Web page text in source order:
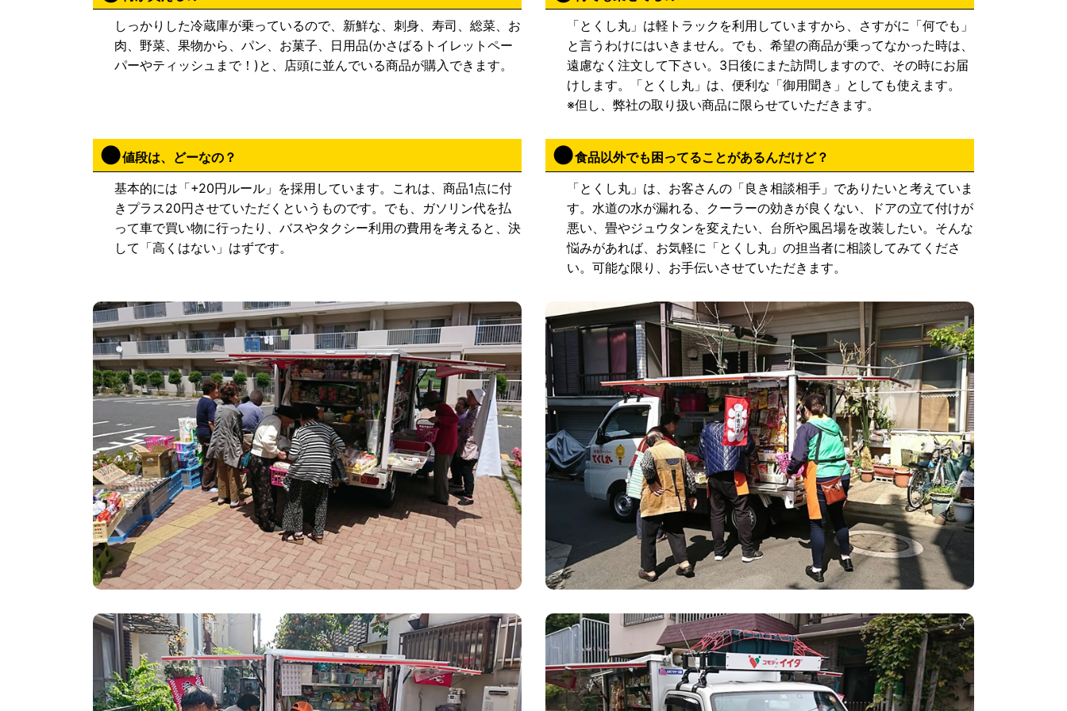
[20.06.09]
とくし丸10号車が埼玉県坂戸市坂戸にっさい店を拠点
に開業。
[20.05.01]
とくし丸9号車が埼玉県春日部市豊春店を拠点に開
[20.03.19]
とくし丸8号車が埼玉県さいたま市東大宮店を拠点に
開業。
[19.07.01] とくし丸7号車が埼玉県川口市安行店に拠点を移行。
[19.05.20]
とくし丸6号車が埼玉県さいたま市芝原店を拠点に開
業。
開業。
[19.01.15]
さいたま市と「さいたま市要支援世帯の早期把握発見
の為の対策事業の協力に関する協定」を締結。
[18.11.15] とくし丸4号車が埼玉県草加市草加店を拠点に開業。
[18.11.15]
草加市及び草加警察署とも「市と警察と事業者との連
携による高齢者などを支える地域づくり協定」を締
結。
[18.05.25]
千葉県松戸市、松戸署、松戸東署と移動スーパーによ
る見守り活動を目的に協定を締結。
[18.05.14] とくし丸3号車が千葉県松戸市馬橋店を拠点に開業。
[18.03.12]
とくし丸2号車が江戸川区西瑞江店を拠点として開
[17.11.01]
東京都福祉保健局高齢者対策部と「都と事業者との連
携による高齢者などを支える地域づくり協定」を締
結。
[17.10.11] とくし丸1号車が江戸川区平井店を拠点として開業。
しっかりした冷蔵庫が乗っているので、新鮮な、刺身、寿司、総菜、お
肉、野菜、果物から、パン、お菓子、日用品(かさばるトイレットペー
パーやティッシュまで！)と、店頭に並んでいる商品が購入できます。
「とくし丸」は軽トラックを利用していますから、さすがに「何でも」
と言うわけにはいきません。でも、希望の商品が乗ってなかった時は、
遠慮なく注文して下さい。3日後にまた訪問しますので、その時にお届
けします。「とくし丸」は、便利な「御用聞き」としても使えます。
※但し、弊社の取り扱い商品に限らせていただきます。
値段は、どーなの？
基本的には「+20円ルール」を採用しています。これは、商品1点に付
きプラス20円させていただくというものです。でも、ガソリン代を払
って車で買い物に行ったり、バスやタクシー利用の費用を考えると、決
して「高くはない」はずです。
食品以外でも困ってることがあるんだけど？
「とくし丸」は、お客さんの「良き相談相手」でありたいと考えていま
す。水道の水が漏れる、クーラーの効きが良くない、ドアの立て付けが
悪い、畳やジュウタンを変えたい、台所や風呂場を改装したい。そんな
悩みがあれば、お気軽に「とくし丸」の担当者に相談してみてくださ
い。可能な限り、お手伝いさせていただきます。